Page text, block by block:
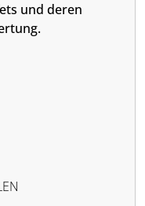
und deren